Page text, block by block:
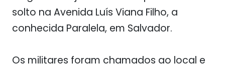
solto na Avenida Luís Viana Filho, a
conhecida Paralela, em Salvador.
Os militares foram chamados ao local e